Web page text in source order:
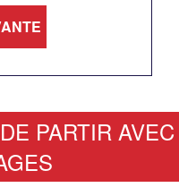
PARTIR AVEC